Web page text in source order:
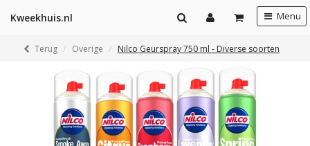
Kweekhuis.nl Menu
Terug Overige Nilco Geurspray 750 ml - Diverse soorten